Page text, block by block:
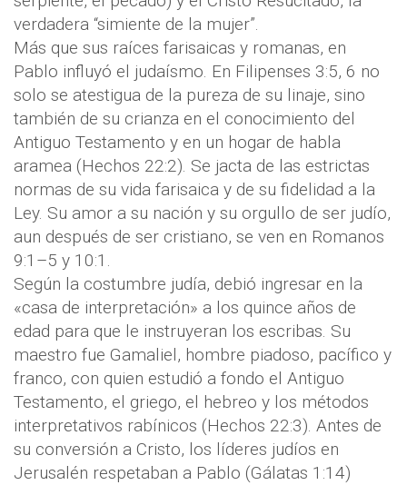
verdadera “simiente de la mujer”.
Más que sus raíces farisaicas y romanas, en
Pablo influyó el judaísmo. En Filipenses 3:5, 6 no
solo se atestigua de la pureza de su linaje, sino
también de su crianza en el conocimiento del
Antiguo Testamento y en un hogar de habla
aramea (Hechos 22:2). Se jacta de las estrictas
normas de su vida farisaica y de su fidelidad a la
Ley. Su amor a su nación y su orgullo de ser judío,
aun después de ser cristiano, se ven en Romanos
9:1–5 y 10:1.
Según la costumbre judía, debió ingresar en la
«casa de interpretación» a los quince años de
edad para que le instruyeran los escribas. Su
maestro fue Gamaliel, hombre piadoso, pacífico y
franco, con quien estudió a fondo el Antiguo
Testamento, el griego, el hebreo y los métodos
interpretativos rabínicos (Hechos 22:3). Antes de
su conversión a Cristo, los líderes judíos en
Jerusalén respetaban a Pablo (Gálatas 1:14)